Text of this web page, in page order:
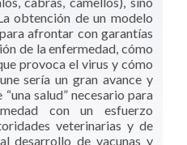
obtención de un modelo
afrontar con garantías
de la enfermedad, cómo
provoca el virus y cómo
sería un gran avance y
salud” necesario para
con un esfuerzo
veterinarias y de
desarrollo de vacunas y